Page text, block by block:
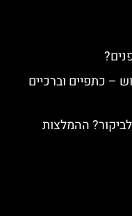
– כתפיים וברכיים
ההמלצות